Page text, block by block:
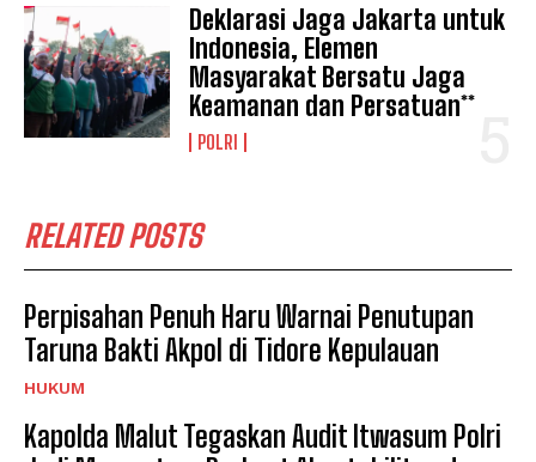
Deklarasi Jaga Jakarta untuk
Indonesia, Elemen
Masyarakat Bersatu Jaga
Keamanan dan Persatuan**
POLRI
RELATED POSTS
Perpisahan Penuh Haru Warnai Penutupan
Taruna Bakti Akpol di Tidore Kepulauan
HUKUM
Kapolda Malut Tegaskan Audit Itwasum Polri